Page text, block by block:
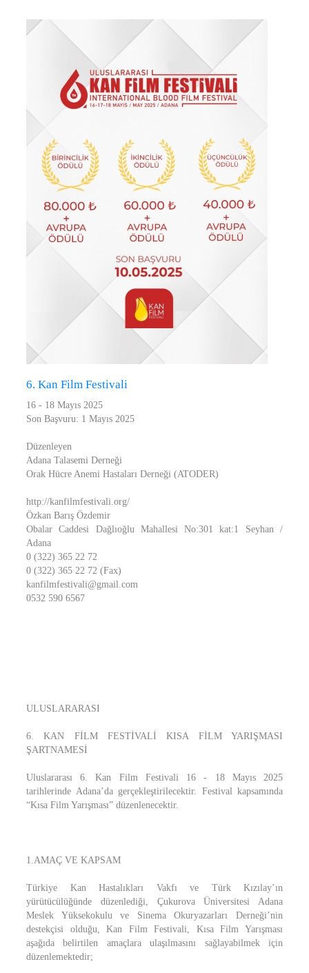
6. Kan Film Festivali
16 - 18 Mayıs 2025
Son Başvuru: 1 Mayıs 2025
Düzenleyen
Adana Talasemi Derneği
Orak Hücre Anemi Hastaları Derneği (ATODER)
http://kanfilmfestivali.org/
Özkan Barış Özdemir
Obalar Caddesi Dağlıoğlu Mahallesi No:301 kat:1 Seyhan /
Adana
0 (322) 365 22 72
0 (322) 365 22 72 (Fax)
kanfilmfestivali@gmail.com
0532 590 6567
ULUSLARARASI
6. KAN FİLM FESTİVALİ KISA FİLM YARIŞMASI
ŞARTNAMESİ
Uluslararası 6. Kan Film Festivali 16 - 18 Mayıs 2025
tarihlerinde Adana’da gerçekleştirilecektir. Festival kapsamında
“Kısa Film Yarışması” düzenlenecektir.
1.AMAÇ VE KAPSAM
Türkiye Kan Hastalıkları Vakfı ve Türk Kızılay’ın
yürütücülüğünde düzenlediği, Çukurova Üniversitesi Adana
Meslek Yüksekokulu ve Sinema Okuryazarları Derneği’nin
destekçisi olduğu, Kan Film Festivali, Kısa Film Yarışması
aşağıda belirtilen amaçlara ulaşılmasını sağlayabilmek için
düzenlemektedir;